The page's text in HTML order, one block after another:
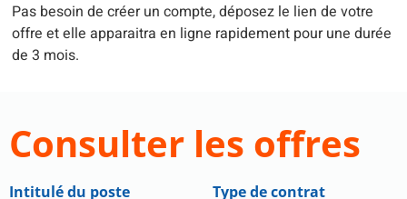
Pas besoin de créer un compte, déposez le lien de votre
offre et elle apparaitra en ligne rapidement pour une durée
de 3 mois.
Consulter les offres
Intitulé du poste Type de contrat